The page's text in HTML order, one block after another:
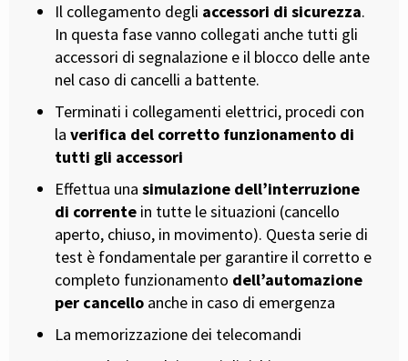
Il collegamento degli accessori di sicurezza.
In questa fase vanno collegati anche tutti gli
accessori di segnalazione e il blocco delle ante
nel caso di cancelli a battente.
Terminati i collegamenti elettrici, procedi con
la verifica del corretto funzionamento di
tutti gli accessori
Effettua una simulazione dell’interruzione
di corrente in tutte le situazioni (cancello
aperto, chiuso, in movimento). Questa serie di
test è fondamentale per garantire il corretto e
completo funzionamento dell’automazione
per cancello anche in caso di emergenza
La memorizzazione dei telecomandi